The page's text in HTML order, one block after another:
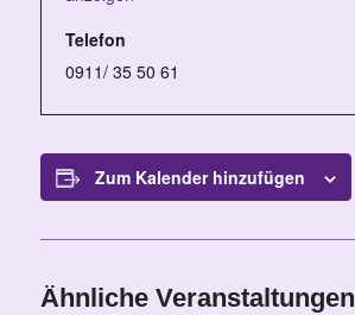
Telefon
0911/ 35 50 61
Zum Kalender hinzufügen
Ähnliche Veranstaltungen